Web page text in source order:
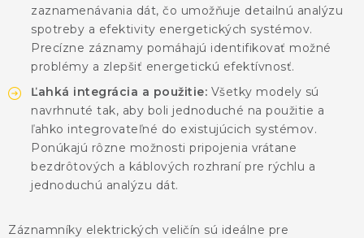
zaznamenávania dát, čo umožňuje detailnú analýzu
spotreby a efektivity energetických systémov.
Precízne záznamy pomáhajú identifikovať možné
problémy a zlepšiť energetickú efektívnosť.
Ľahká integrácia a použitie: Všetky modely sú
navrhnuté tak, aby boli jednoduché na použitie a
ľahko integrovateľné do existujúcich systémov.
Ponúkajú rôzne možnosti pripojenia vrátane
bezdrôtových a káblových rozhraní pre rýchlu a
jednoduchú analýzu dát.
Záznamníky elektrických veličín sú ideálne pre